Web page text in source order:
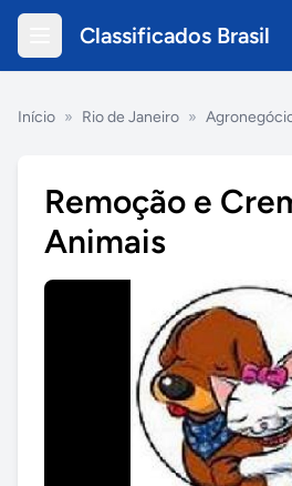
Classificados Brasil
Início » Rio de Janeiro »
Remoção e
Animais